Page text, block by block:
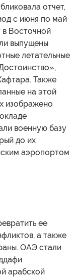
отчет,
с июня по май
Восточной
выпущены
летательные
Также
на этой
изображено
военную базу
до их
аэропортом
ее
а также
ОАЭ стали
арабской